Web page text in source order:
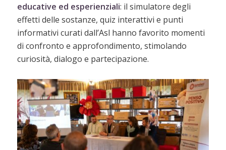
educative ed esperienziali: il simulatore degli
effetti delle sostanze, quiz interattivi e punti
informativi curati dall’Asl hanno favorito momenti
di confronto e approfondimento, stimolando
curiosità, dialogo e partecipazione.